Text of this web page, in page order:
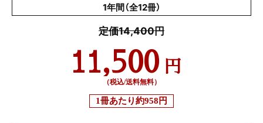
1年間（全12冊）
定価14,400円
11,500 円
（税込/送料無料）
1冊あたり約958円